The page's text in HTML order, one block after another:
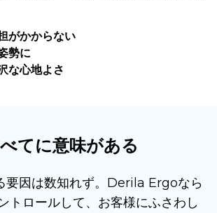
がかからない
勢に
な心地よさ
てに意味がある
要因は数知れず。Derila Ergoなら
トロールして、お客様にふさわし